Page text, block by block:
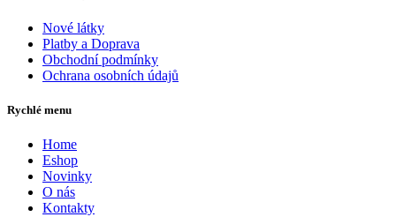
Nové látky
Platby a Doprava
Obchodní podmínky
Ochrana osobních údajů
Rychlé menu
Home
Eshop
Novinky
O nás
Kontakty